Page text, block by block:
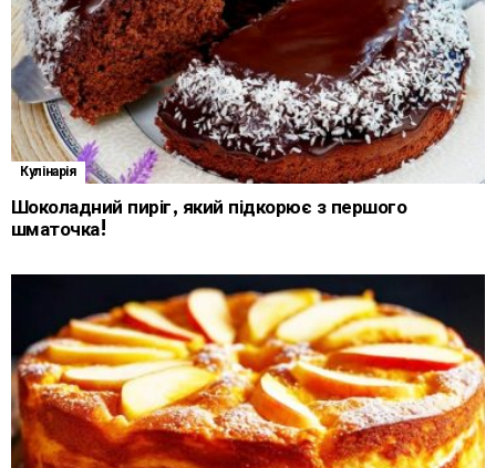
Кулінарія
Шоколадний пиріг, який підкорює з першого
шматочка!